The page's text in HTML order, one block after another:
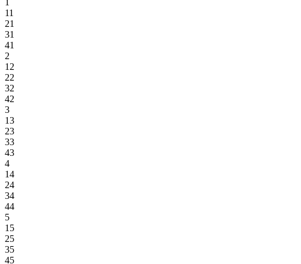
11
21
31
41
2
12
22
32
42
3
13
23
33
43
4
14
24
34
44
5
15
25
35
45